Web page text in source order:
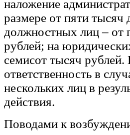
наложение
размере от пяти тысяч
должностных лиц – от
рублей; на
семисот тысяч рублей.
ответственность в
нескольких лиц в
действия.
Поводами к